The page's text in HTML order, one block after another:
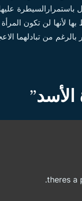
لأنها لن تكون
من تبادلهما
”
theres a